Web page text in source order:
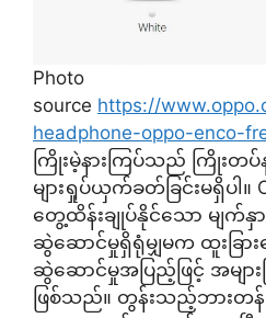
Photo
source https://
headphone-oppo-enco-
ကြိုးမဲ့နားကြပ်သည် ကြိုးတပ်
များရှုပ်ယှက်ခတ်ခြင်းမရှိပါ။
တွေ့ထိန်းချုပ်နိုင်သော မျက်နှ
ဆွဲဆောင်မှုရှိရုံမျှမက ထူးခြ
ဆွဲဆောင်မှုအပြည့်ဖြင့် အမျာ
ဖြစ်သည်။ တွန်းသည့်ဘားတန်